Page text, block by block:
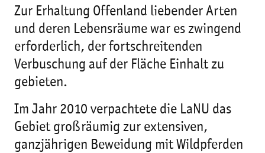
Zur Erhaltung Offenland liebender Arten
und deren Lebensräume war es zwingend
erforderlich, der fortschreitenden
Verbuschung auf der Fläche Einhalt zu
gebieten.
Im Jahr 2010 verpachtete die LaNU das
Gebiet großräumig zur extensiven,
ganzjährigen Beweidung mit Wildpferden